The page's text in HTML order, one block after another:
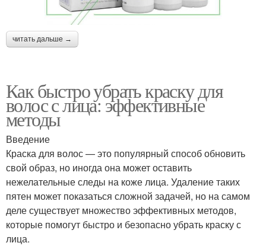
читать дальше →
Как быстро убрать краску для
волос с лица: эффективные
методы
Введение
Краска для волос — это популярный способ обновить
свой образ, но иногда она может оставить
нежелательные следы на коже лица. Удаление таких
пятен может показаться сложной задачей, но на самом
деле существует множество эффективных методов,
которые помогут быстро и безопасно убрать краску с
лица.